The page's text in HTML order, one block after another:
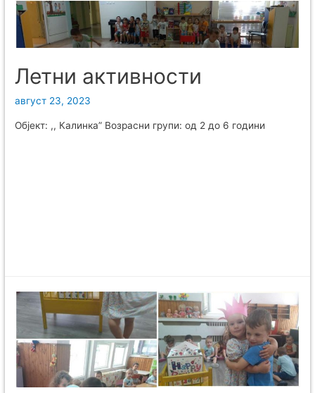
Летни активности
август 23, 2023
Објект: ,, Калинка” Возрасни групи: од 2 до 6 години